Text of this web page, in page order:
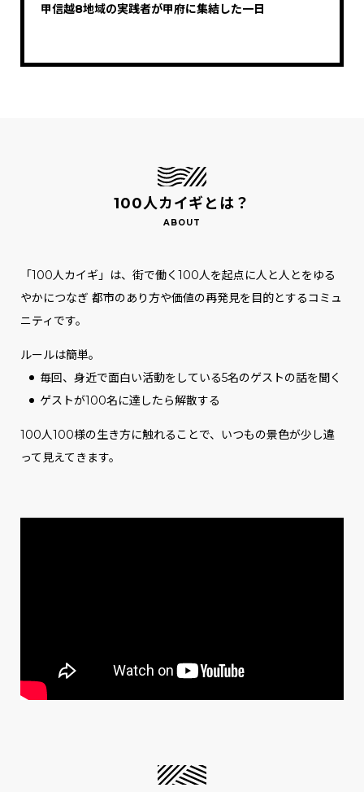
甲信越8地域の実践者が甲府に集結した一日
100人カイギとは？
「100人カイギ」は、街で働く100人を起点に人と人とをゆる
やかにつなぎ 都市のあり方や価値の再発見を目的とするコミュ
ニティです。
ルールは簡単。
毎回、身近で面白い活動をしている5名のゲストの話を聞く
ゲストが100名に達したら解散する
100人100様の生き方に触れることで、いつもの景色が少し違
って見えてきます。